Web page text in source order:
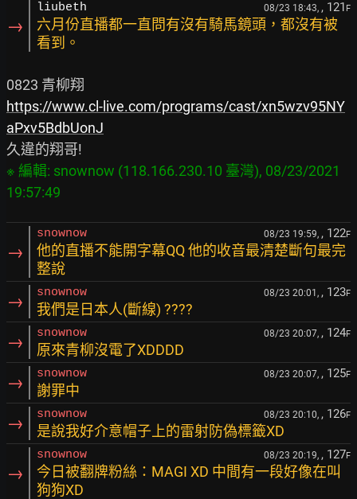
→
liubeth 08/23 18:43, , 121 F
六月份直播都一直問有沒有騎馬鏡頭，都沒有被
看到。
https://www.cl-live.com/programs/cast/xn5wzv95NY
aPxv5BdbUonJ
※ 編輯: snownow (118.166.230.10 臺灣), 08/23/2021
→
snownow 08/23 19:59, , 122F
他的直播不能開字幕QQ 他的收音最清楚斷句最完
整說
→ snownow 08/23 20:01, , 123F
我們是日本人(斷線) ????
→ snownow 08/23 20:07, , 124F
原來青柳沒電了XDDDD
→ snownow 08/23 20:07, , 125F
謝罪中
→ snownow 08/23 20:10, , 126F
是說我好介意帽子上的雷射防偽標籤XD
→
snownow 08/23 20:19, , 127F
今日被翻牌粉絲：MAGI XD 中間有一段好像在叫
狗狗XD